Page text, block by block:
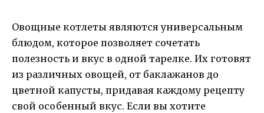
Овощные котлеты являются универсальным
блюдом, которое позволяет сочетать
полезность и вкус в одной тарелке. Их готовят
из различных овощей, от баклажанов до
цветной капусты, придавая каждому рецепту
свой особенный вкус. Если вы хотите